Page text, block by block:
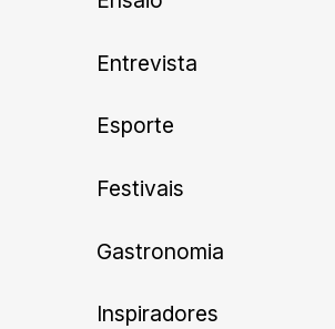
Newsletter
nossas novidades.
Entrevista
Esporte
Festivais
Gastronomia
Inspiradores